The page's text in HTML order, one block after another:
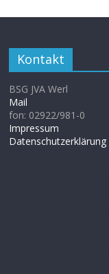
Kontakt
BSG JVA Werl
Mail
fon: 02922/981-0
Impressum
Datenschutzerklärung